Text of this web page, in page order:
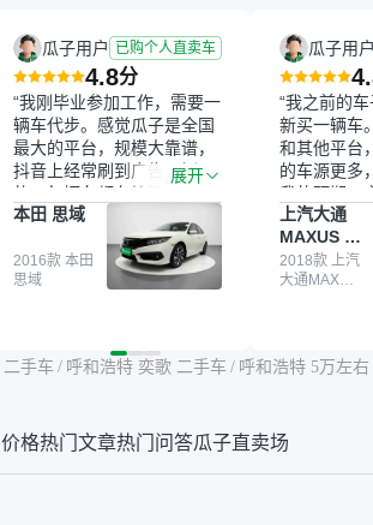
瓜子用户 已购个人直卖车
4.8分
“我刚毕业参加工作，需要一
辆车代步。感觉瓜子是全国
最大的平台，规模大靠谱，
抖音上经常刷到广告，挺火
的。每辆车都有检测报告，
这个让我很放心。去外面买
车全凭卖家一张嘴，不敢
买。我买了本田思域，白
色，过户次数少，公里数符
平台，车价贵点也正常，毕
竟有保障。其他平台上很多
多花点钱买个放心。从个人
展开
本田 思域
2016款 本田
思域
瓜子用户
“我之前的
新买一辆车
和其他平台
的车源更多
我的预期。
子，虽然价
APP一直留
大平台，整
最终买了一
期，这一点
心的额外价
上汽大通
MAXUS 大
通G10
2018款 上汽
大通MAXUS
手车 / 呼和浩特 奕歌 二手车 / 呼和浩特 5万左
格热门文章热门问答瓜子直卖场